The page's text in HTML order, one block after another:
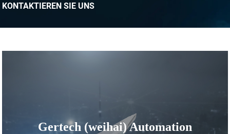
KONTAKTIEREN SIE UNS
Gertech (weihai) Automation